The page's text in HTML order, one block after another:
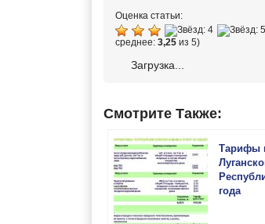
Оценка статьи:
среднее: 3,25 из 5)
Загрузка...
Смотрите Также:
Тарифы
года